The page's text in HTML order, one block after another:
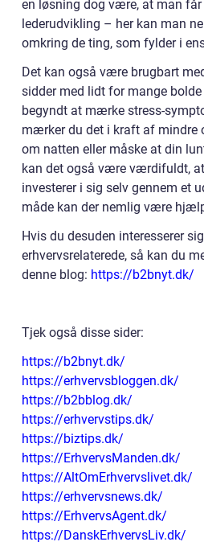
en løsning dog være, at man får
lederudvikling – her kan man
omkring de ting, som fylder i
Det kan også være brugbart
sidder med lidt for mange
begyndt at mærke stress-
mærker du det i kraft af mindre
om natten eller måske at din
kan det også være værdifuldt,
investerer i sig selv gennem et
måde kan der nemlig være
Hvis du desuden interesserer
erhvervsrelaterede, så kan du
denne blog: https://b2bnyt.dk/
Tjek også disse sider:
https://b2bnyt.dk/
https://erhvervsbloggen.dk/
https://b2bblog.dk/
https://erhvervstips.dk/
https://biztips.dk/
https://ErhvervsManden.dk/
https://AltOmErhvervslivet.dk/
https://erhvervsnews.dk/
https://ErhvervsAgent.dk/
https://DanskErhvervsLiv.dk/